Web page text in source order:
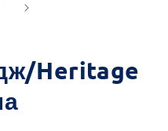
Heritage